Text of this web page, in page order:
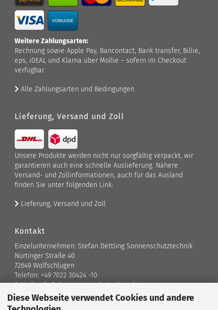
Diese Webseite verwendet Cookies und andere
Weitere Zahlungsarten:
Rechnung sowie Apple Pay, Bancontact, Bank transfer, Billie,
eps, iDEAL und Klarna über Mollie – sofern im Checkout
verfügbar.
Alle Zahlungsarten und Bedingungen
Lieferung, Versand und Zoll
Unsere Produkte werden nicht nur sorgfältig verpackt, wir
garantieren auch eine schnelle Auslieferung. Nähere
Versand- und Zollinformationen, auch für das Ausland
finden Sie unter folgenden Link:
Lieferung, Versand und Zoll
Kontakt
Einzelunternehmen: Stefan Dettling Sonnenschutztechnik
Nürtinger Straße 40
72649 Wolfschlugen
Telefon: +49 7022 30424 -10
E-Mail: info@der-sonnenschutz-shop.de